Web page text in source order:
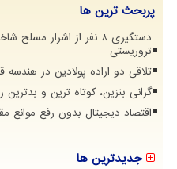
پربحث ترین ها
دستگیری 8 نفر از
تروریستی
تلاقی دو اراده پولادین در هندسه
گرانی بنزین، کوتاه ترین و
اقتصاد دیجیتال بدون رفع موانع
جدیدترین ها